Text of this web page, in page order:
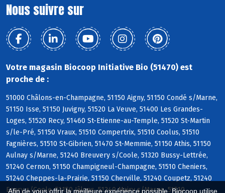
Afin de vous offrir la meilleure expérience possible, Biocoop utilise
Nous suivre sur
Votre magasin Biocoop Initiative Bio (51470) est
proche de :
51000 Châlons-en-Champagne, 51150 Aigny, 51150 Condé s/Marne,
51150 Isse, 51150 Juvigny, 51520 La Veuve, 51400 Les Grandes-
Loges, 51520 Recy, 51460 St-Etienne-au-Temple, 51520 St-Martin
s/le-Pré, 51150 Vraux, 51510 Compertrix, 51510 Coolus, 51510
Fagnières, 51510 St-Gibrien, 51470 St-Memmie, 51150 Athis, 51150
Aulnay s/Marne, 51240 Breuvery s/Coole, 51320 Bussy-Lettrée,
51240 Cernon, 51150 Champigneul-Champagne, 51510 Cheniers,
51240 Cheppes-la-Prairie, 51150 Cherville, 51240 Coupetz, 51240
Ecury s/Coole, 51150 Jâlons, 51240 Mairy s/Marne, 51510